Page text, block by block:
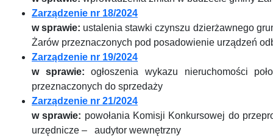
Zarządzenie nr 18/2024
w sprawie: ustalenia stawki czynszu dzierżawnego
Żarów przeznaczonych pod posadowienie urządzeń
Zarządzenie nr 19/2024
w sprawie:ogłoszenia wykazu nieruchomości
przeznaczonych do sprzedaży
Zarządzenie nr 21/2024
w sprawie: powołania Komisji Konkursowej do
urzędnicze – audytor wewnętrzny